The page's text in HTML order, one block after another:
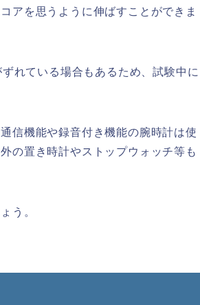
アを思うように伸ばすことができま
れている場合もあるため、試験中に
信機能や録音付き機能の腕時計は使
の置き時計やストップウォッチ等も
う。